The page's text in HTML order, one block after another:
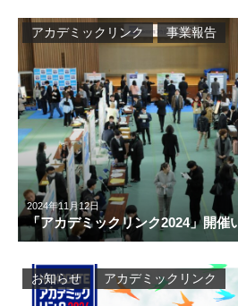
2024年11月12日
「アカデミックリンク2024」開催
アカデミックリンク 事業報告
お知らせ アカデミックリンク